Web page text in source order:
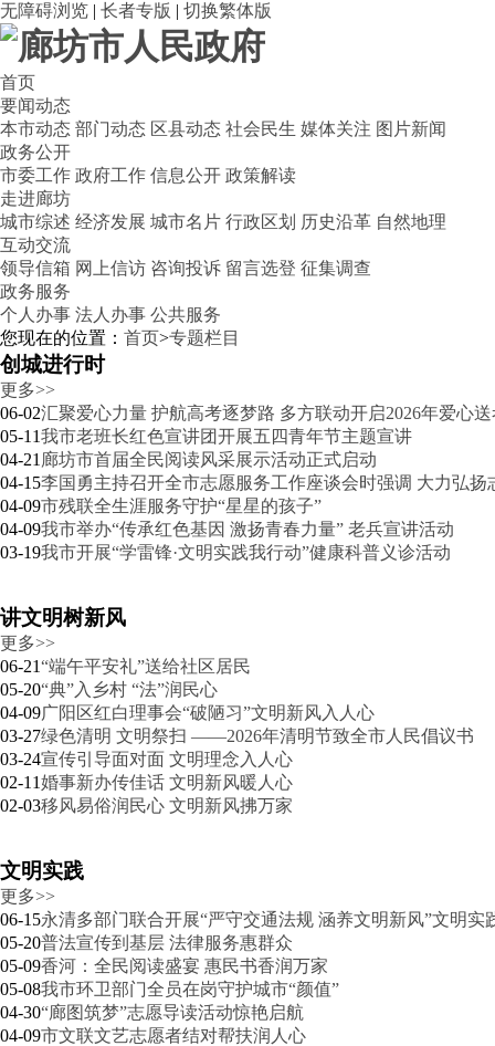
无障碍浏览 | 长者专版 | 切换繁体版
首页
要闻动态
本市动态 部门动态 区县动态 社会民生 媒体关注 图片新闻
政务公开
市委工作 政府工作 信息公开 政策解读
走进廊坊
城市综述 经济发展 城市名片 行政区划 历史沿革 自然地理
互动交流
领导信箱 网上信访 咨询投诉 留言选登 征集调查
政务服务
个人办事 法人办事 公共服务
您现在的位置： 首页>专题栏目
创城进行时
更多>>
06-02汇聚爱心力量 护航高考逐梦路 多方联动开启2026年爱心
05-11我市老班长红色宣讲团开展五四青年节主题宣讲
04-21 廊坊市首届全民阅读风采展示活动正式启动
04-15李国勇主持召开全市志愿服务工作座谈会时强调 大力弘
04-09市残联全生涯服务守护“星星的孩子”
04-09我市举办“传承红色基因 激扬青春力量” 老兵宣讲活动
03-19我市开展“学雷锋·文明实践我行动”健康科普义诊活动
讲文明树新风
更多>>
06-21“端午平安礼”送给社区居民
05-20“典”入乡村 “法”润民心
04-09广阳区红白理事会“破陋习”文明新风入人心
03-27绿色清明 文明祭扫 ——2026年清明节致全市人民倡议书
03-24宣传引导面对面 文明理念入人心
02-11婚事新办传佳话 文明新风暖人心
02-03移风易俗润民心 文明新风拂万家
文明实践
更多>>
06-15永清多部门联合开展“严守交通法规 涵养文明新风”文明实
05-20普法宣传到基层 法律服务惠群众
05-09香河：全民阅读盛宴 惠民书香润万家
05-08我市环卫部门全员在岗守护城市“颜值”
04-30“廊图筑梦”志愿导读活动惊艳启航
04-09市文联文艺志愿者结对帮扶润人心